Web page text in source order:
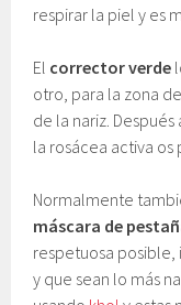
respirar la piel y es
El corrector verde
otro, para la zona
de la nariz.
la rosácea activa os
Normalmente
máscara de
respetuosa
y que sean lo más